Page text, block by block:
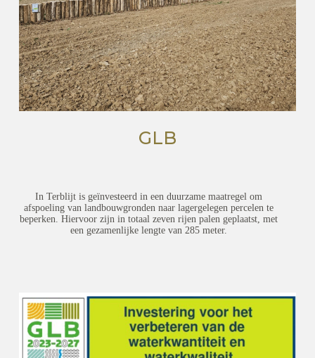
GLB
In Terblijt is geïnvesteerd in een duurzame maatregel om
afspoeling van landbouwgronden naar lagergelegen percelen te
beperken. Hiervoor zijn in totaal zeven rijen palen geplaatst, met
een gezamenlijke lengte van 285 meter.